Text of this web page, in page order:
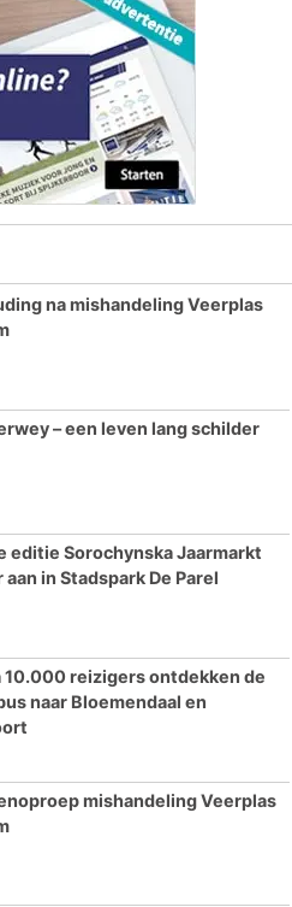
na mishandeling Veerplas
– een leven lang schilder
editie Sorochynska Jaarmarkt
aan in Stadspark De Parel
10.000 reizigers ontdekken de
naar Bloemendaal en
mishandeling Veerplas